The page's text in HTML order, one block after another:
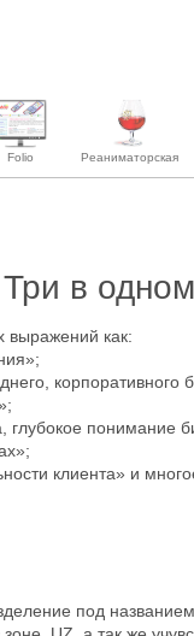
Folio Реаниматорская
в одном
выражений как:
корпоративного
глубокое понимание
клиента» и
под